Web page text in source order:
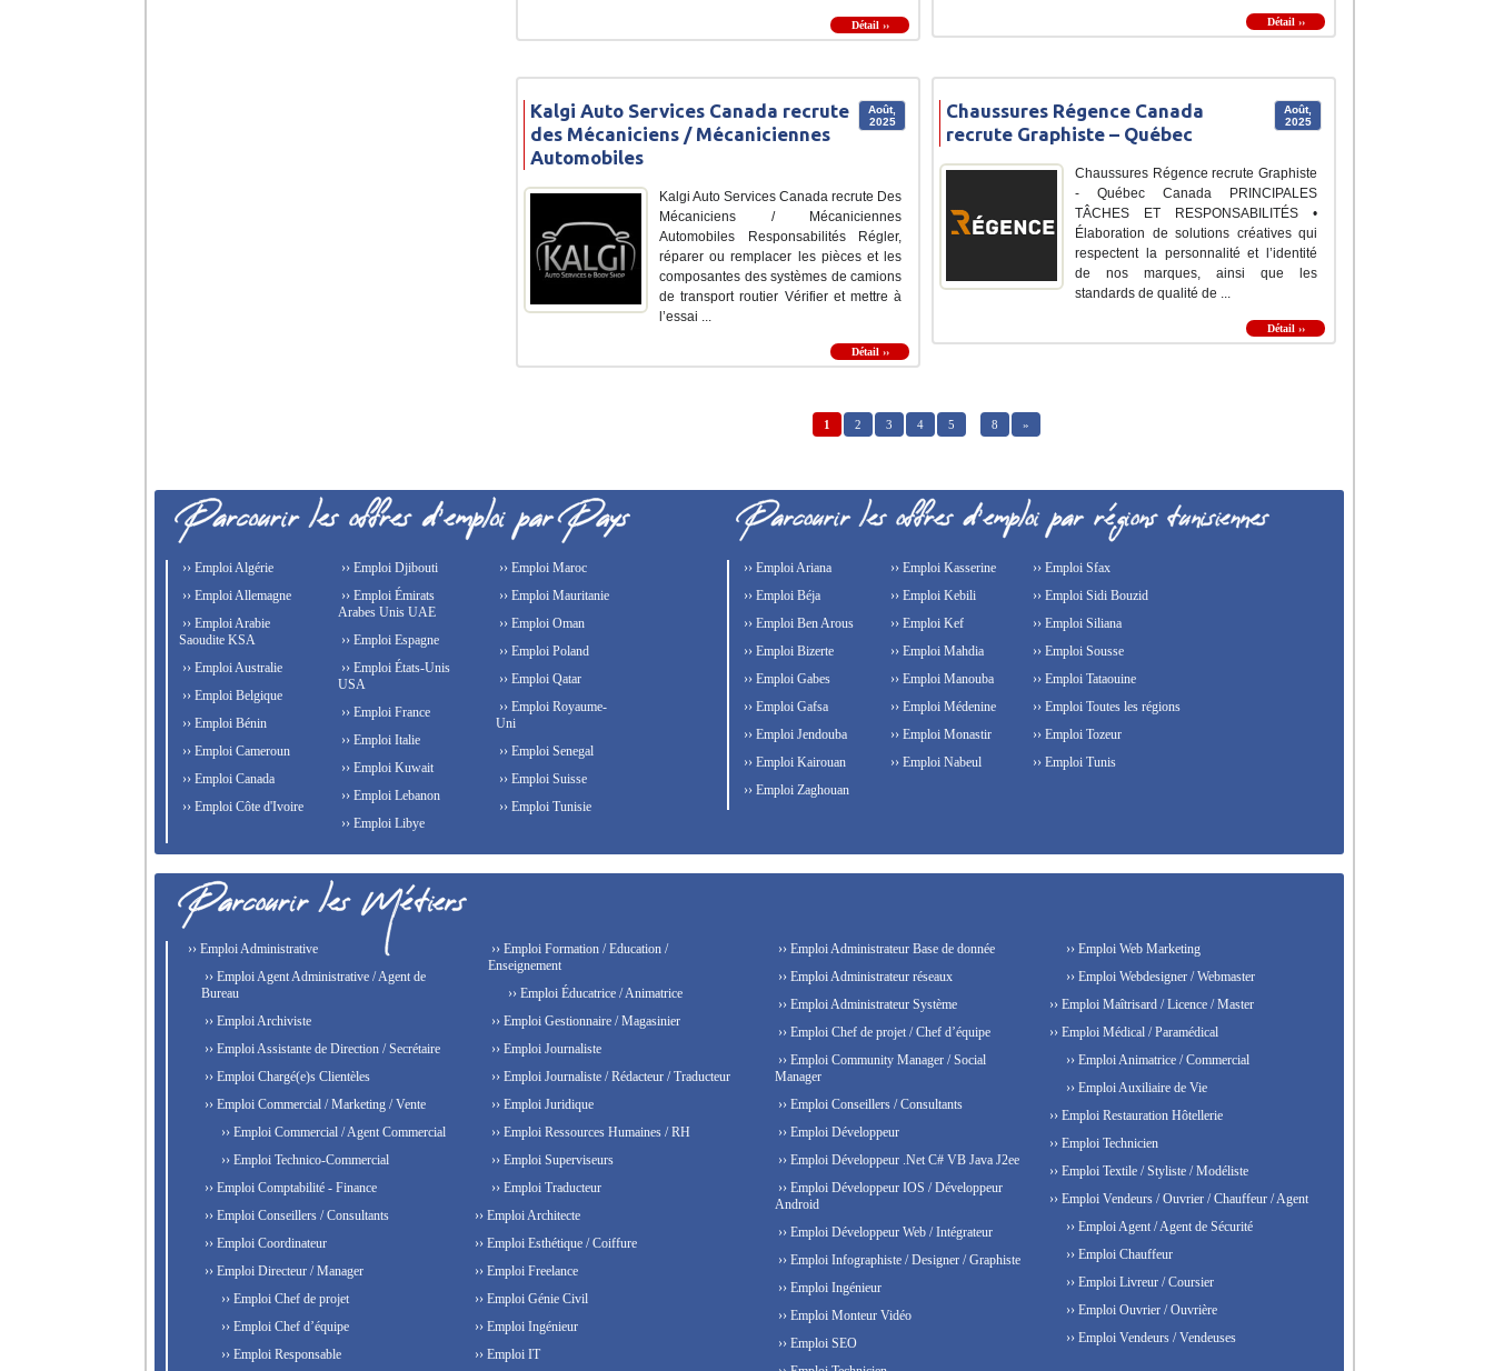
Détail ›› Détail ››
Août,
2025
Kalgi Auto Services Canada recrute
des Mécaniciens / Mécaniciennes
Automobiles
Kalgi Auto Services Canada recrute Des
Mécaniciens / Mécaniciennes
Automobiles Responsabilités Régler,
réparer ou remplacer les pièces et les
composantes des systèmes de camions
de transport routier Vérifier et mettre à
l’essai ...
Détail ››
Août,
2025
Chaussures Régence Canada
recrute Graphiste – Québec
Chaussures Régence recrute Graphiste
- Québec Canada PRINCIPALES
TÂCHES ET RESPONSABILITÉS •
Élaboration de solutions créatives qui
respectent la personnalité et l’identité
de nos marques, ainsi que les
standards de qualité de ...
Détail ››
1 2 3 4 5 8 »
›› Emploi Algérie
›› Emploi Allemagne
›› Emploi Arabie
Saoudite KSA
›› Emploi Australie
›› Emploi Belgique
›› Emploi Bénin
›› Emploi Cameroun
›› Emploi Canada
›› Emploi Côte d'Ivoire
›› Emploi Djibouti
›› Emploi Émirats
Arabes Unis UAE
›› Emploi Espagne
›› Emploi États-Unis
USA
›› Emploi France
›› Emploi Italie
›› Emploi Kuwait
›› Emploi Lebanon
›› Emploi Libye
›› Emploi Maroc
›› Emploi Mauritanie
›› Emploi Oman
›› Emploi Poland
›› Emploi Qatar
›› Emploi Royaume-
Uni
›› Emploi Senegal
›› Emploi Suisse
›› Emploi Tunisie
›› Emploi Ariana
›› Emploi Béja
›› Emploi Ben Arous
›› Emploi Bizerte
›› Emploi Gabes
›› Emploi Gafsa
›› Emploi Jendouba
›› Emploi Kairouan
›› Emploi Kasserine
›› Emploi Kebili
›› Emploi Kef
›› Emploi Mahdia
›› Emploi Manouba
›› Emploi Médenine
›› Emploi Monastir
›› Emploi Nabeul
›› Emploi Sfax
›› Emploi Sidi Bouzid
›› Emploi Siliana
›› Emploi Sousse
›› Emploi Tataouine
›› Emploi Toutes les régions
›› Emploi Tozeur
›› Emploi Tunis
›› Emploi Zaghouan
›› Emploi Administrative
›› Emploi Agent Administrative / Agent de
Bureau
›› Emploi Archiviste
›› Emploi Assistante de Direction / Secrétaire
›› Emploi Chargé(e)s Clientèles
›› Emploi Commercial / Marketing / Vente
›› Emploi Commercial / Agent Commercial
›› Emploi Technico-Commercial
›› Emploi Comptabilité - Finance
›› Emploi Conseillers / Consultants
›› Emploi Coordinateur
›› Emploi Directeur / Manager
›› Emploi Chef de projet
›› Emploi Chef d’équipe
›› Emploi Responsable
›› Emploi Formation / Education /
Enseignement
›› Emploi Éducatrice / Animatrice
›› Emploi Gestionnaire / Magasinier
›› Emploi Journaliste
›› Emploi Journaliste / Rédacteur / Traducteur
›› Emploi Juridique
›› Emploi Ressources Humaines / RH
›› Emploi Superviseurs
›› Emploi Traducteur
›› Emploi Architecte
›› Emploi Esthétique / Coiffure
›› Emploi Freelance
›› Emploi Génie Civil
›› Emploi Ingénieur
›› Emploi IT
›› Emploi Administrateur Base de donnée
›› Emploi Administrateur réseaux
›› Emploi Administrateur Système
›› Emploi Chef de projet / Chef d’équipe
›› Emploi Community Manager / Social
Manager
›› Emploi Conseillers / Consultants
›› Emploi Développeur
›› Emploi Développeur .Net C# VB Java J2ee
›› Emploi Développeur IOS / Développeur
Android
›› Emploi Développeur Web / Intégrateur
›› Emploi Infographiste / Designer / Graphiste
›› Emploi Ingénieur
›› Emploi Monteur Vidéo
›› Emploi SEO
›› Emploi Web Marketing
›› Emploi Webdesigner / Webmaster
›› Emploi Maîtrisard / Licence / Master
›› Emploi Médical / Paramédical
›› Emploi Animatrice / Commercial
›› Emploi Auxiliaire de Vie
›› Emploi Restauration Hôtellerie
›› Emploi Technicien
›› Emploi Textile / Styliste / Modéliste
›› Emploi Vendeurs / Ouvrier / Chauffeur / Agent
›› Emploi Agent / Agent de Sécurité
›› Emploi Chauffeur
›› Emploi Livreur / Coursier
›› Emploi Ouvrier / Ouvrière
›› Emploi Vendeurs / Vendeuses